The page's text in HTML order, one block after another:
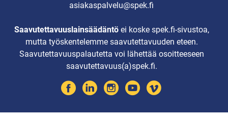
asiakaspalvelu@spek.fi
Saavutettavuuslainsäädäntöei koske spek.fi-sivustoa,
mutta työskentelemme saavutettavuuden eteen.
Saavutettavuuspalautetta voi lähettää osoitteeseen
saavutettavuus(a)spek.fi.